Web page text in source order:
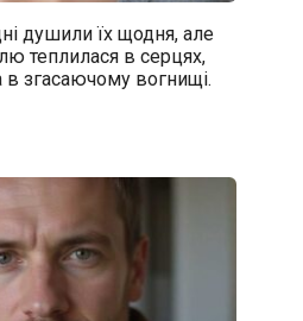
душили їх щодня, але
теплилася в серцях,
в згасаючому вогнищі.